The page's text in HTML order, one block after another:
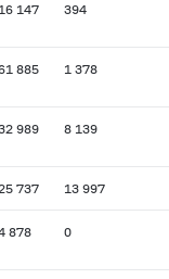
16 147 394
885 1 378
989 8 139
737 13 997
878 0